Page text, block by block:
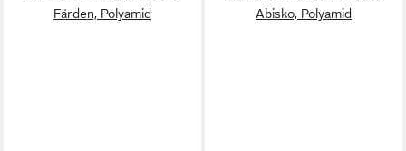
Färden, Polyamid
Abisko, Polyamid